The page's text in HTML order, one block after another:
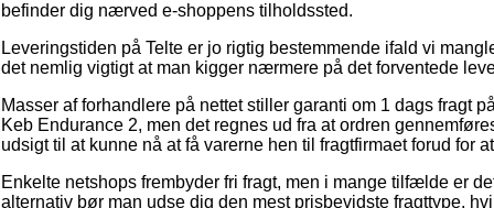
befinder dig nærved e-shoppens tilholdssted.
Leveringstiden på Telte er jo rigtig bestemmende ifald vi
det nemlig vigtigt at man kigger nærmere på det forventede
Masser af forhandlere på nettet stiller garanti om 1 dags fragt
Keb Endurance 2, men det regnes ud fra at ordren
udsigt til at kunne nå at få varerne hen til fragtfirmaet forud for
Enkelte netshops frembyder fri fragt, men i mange tilfælde er
alternativ bør man udse dig den mest prisbevidste fragttype,